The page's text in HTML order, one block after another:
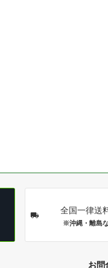
全国一律送
※沖縄・離島
お問